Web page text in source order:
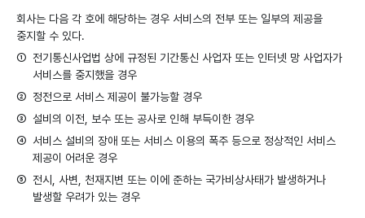
회사는 다음 각 호에 해당하는 경우 서비스의 전부 또는 일부의 제공을
중지할 수 있다.
① 전기통신사업법 상에 규정된 기간통신 사업자 또는 인터넷 망 사업자가
서비스를 중지했을 경우
② 정전으로 서비스 제공이 불가능할 경우
③ 설비의 이전, 보수 또는 공사로 인해 부득이한 경우
④ 서비스 설비의 장애 또는 서비스 이용의 폭주 등으로 정상적인 서비스
제공이 어려운 경우
⑤ 전시, 사변, 천재지변 또는 이에 준하는 국가비상사태가 발생하거나
발생할 우려가 있는 경우